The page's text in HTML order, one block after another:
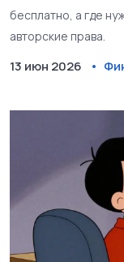
бесплатно, а где
авторские права.
13 июн 2026